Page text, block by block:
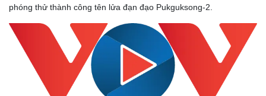
phóng thử thành công tên lửa đạn đạo Pukguksong-2.